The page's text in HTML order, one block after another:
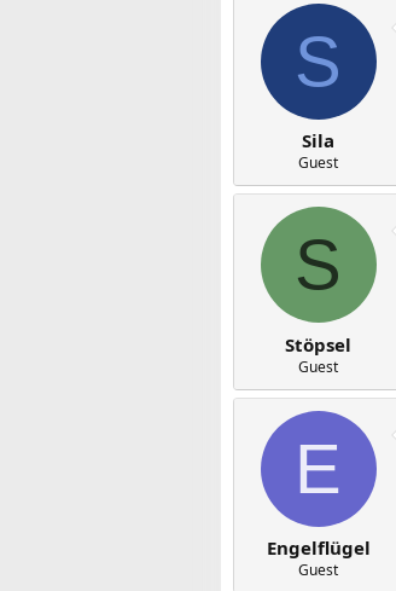
S
Sila
Guest
S
Stöpsel
Guest
E
Engelflügel
Guest